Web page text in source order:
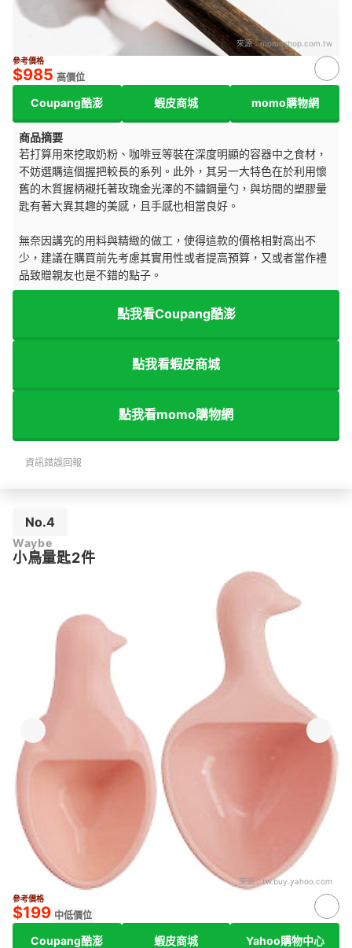
來源：momoshop.com.tw
參考價格
$985 高價位
Coupang酷澎 蝦皮商城 momo購物網
商品摘要
若打算用來挖取奶粉、咖啡豆等裝在深度明顯的容器中之食材，
不妨選購這個握把較長的系列。此外，其另一大特色在於利用懷
舊的木質握柄襯托著玫瑰金光澤的不鏽鋼量勺，與坊間的塑膠量
匙有著大異其趣的美感，且手感也相當良好。
無奈因講究的用料與精緻的做工，使得這款的價格相對高出不
少，建議在購買前先考慮其實用性或者提高預算，又或者當作禮
品致贈親友也是不錯的點子。
點我看Coupang酷澎
點我看蝦皮商城
點我看momo購物網
資訊錯誤回報
No.4
Waybe
小鳥量匙2件
來源：tw.buy.yahoo.com
參考價格
$199 中低價位
Coupang酷澎 蝦皮商城 Yahoo購物中心